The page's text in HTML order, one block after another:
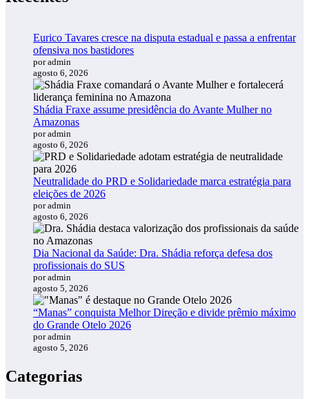
Eurico Tavares cresce na disputa estadual e passa a enfrentar
ofensiva nos bastidores
por admin
agosto 6, 2026
Shádia Fraxe assume presidência do Avante Mulher no
Amazonas
por admin
agosto 6, 2026
Neutralidade do PRD e Solidariedade marca estratégia para
eleições de 2026
por admin
agosto 6, 2026
Dia Nacional da Saúde: Dra. Shádia reforça defesa dos
profissionais do SUS
por admin
agosto 5, 2026
“Manas” conquista Melhor Direção e divide prêmio máximo
do Grande Otelo 2026
por admin
agosto 5, 2026
Categorias